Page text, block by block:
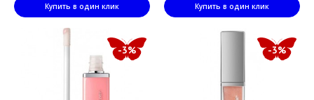
Купить в один клик Купить в один клик
-3% -3%